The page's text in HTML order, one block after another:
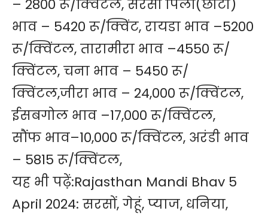
– 2800 रू/क्विंटल, सरसों पिली(छोटी)
भाव – 5420 रू/क्विंट, रायडा भाव –5200
रू/क्विंटल, तारामीरा भाव –4550 रू/
क्विंटल, चना भाव – 5450 रू/
क्विंटल,जीरा भाव – 24,000 रू/क्विंटल,
ईसबगोल भाव –17,000 रू/क्विंटल,
सौंफ भाव–10,000 रू/क्विंटल, अरंडी भाव
– 5815 रू/क्विंटल,
यह भी पढ़ें:Rajasthan Mandi Bhav 5
April 2024: सरसों, गेहूं, प्याज, धनिया,